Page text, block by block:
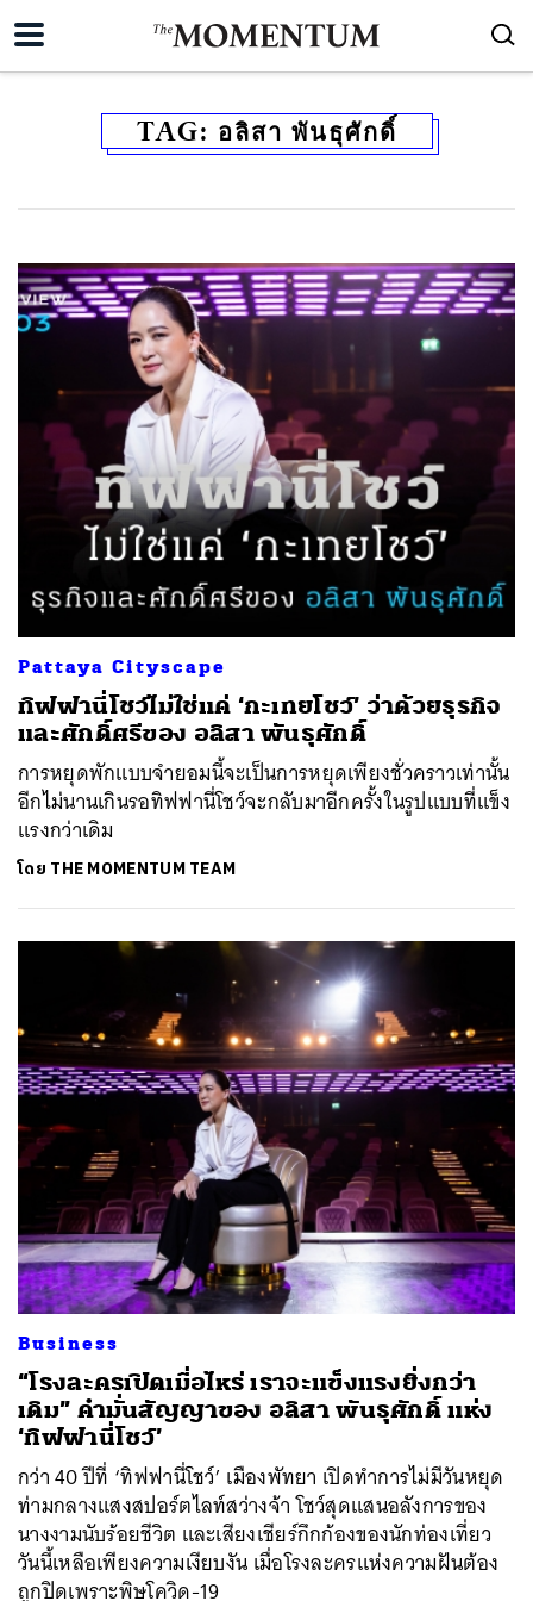
TAG: อลิสา พันธุศักดิ์
Pattaya Cityscape
ทิฟฟานี่โชว์ไม่ใช่แค่ ‘กะเทยโชว์’ ว่าด้วยธุรกิจ
และศักดิ์ศรีของ อลิสา พันธุศักดิ์
การหยุดพักแบบจำยอมนี้จะเป็นการหยุดเพียงชั่วคราวเท่านั้น
อีกไม่นานเกินรอทิฟฟานี่โชว์จะกลับมาอีกครั้งในรูปแบบที่แข็ง
แรงกว่าเดิม
โดย THE MOMENTUM TEAM
Business
“โรงละครเปิดเมื่อไหร่ เราจะแข็งแรงยิ่งกว่า
เดิม” คำมั่นสัญญาของ อลิสา พันธุศักดิ์ แห่ง
‘ทิฟฟานี่โชว์’
กว่า 40 ปีที่ ‘ทิฟฟานี่โชว์’ เมืองพัทยา เปิดทำการไม่มีวันหยุด
ท่ามกลางแสงสปอร์ตไลท์สว่างจ้า โชว์สุดแสนอลังการของ
นางงามนับร้อยชีวิต และเสียงเชียร์กึกก้องของนักท่องเที่ยว
วันนี้เหลือเพียงความเงียบงัน เมื่อโรงละครแห่งความฝันต้อง
ถูกปิดเพราะพิษโควิด-19
SHARE TWEET LINE EMAIL